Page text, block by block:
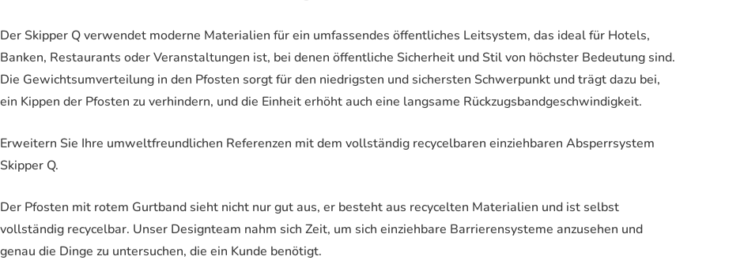
Der Skipper Q verwendet moderne Materialien für ein umfassendes öffentliches Leitsystem, das ideal für Hotels,
Banken, Restaurants oder Veranstaltungen ist, bei denen öffentliche Sicherheit und Stil von höchster Bedeutung sind.
Die Gewichtsumverteilung in den Pfosten sorgt für den niedrigsten und sichersten Schwerpunkt und trägt dazu bei,
ein Kippen der Pfosten zu verhindern, und die Einheit erhöht auch eine langsame Rückzugsbandgeschwindigkeit.
Erweitern Sie Ihre umweltfreundlichen Referenzen mit dem vollständig recycelbaren einziehbaren Absperrsystem
Skipper Q.
Der Pfosten mit rotem Gurtband sieht nicht nur gut aus, er besteht aus recycelten Materialien und ist selbst
vollständig recycelbar. Unser Designteam nahm sich Zeit, um sich einziehbare Barrierensysteme anzusehen und
genau die Dinge zu untersuchen, die ein Kunde benötigt.